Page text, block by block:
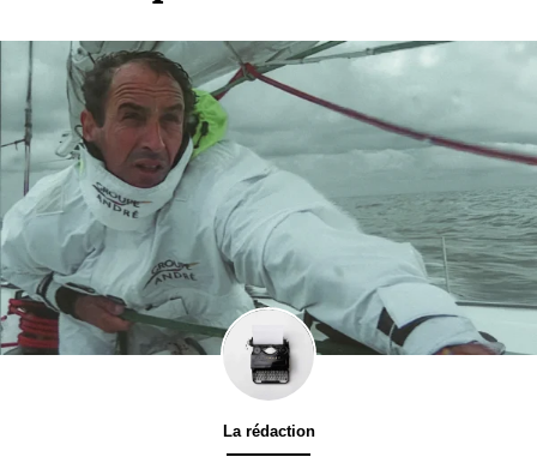
réduite pourrait en entamer une partie. «Ce n’est
pas ça qui va m’empêcher d’arriver, mais
forcément, ça va m’handicaper un peu», assure le
skipper. Au 70ᵉ jour de mer, il lui reste environ un
mois pour tenir son objectif ambitieux de boucler la
circumnavigation en moins de 100 jours — et un
peu plus d’une cinquantaine de jours pour battre
officiellement le record de VDH.
La rédaction